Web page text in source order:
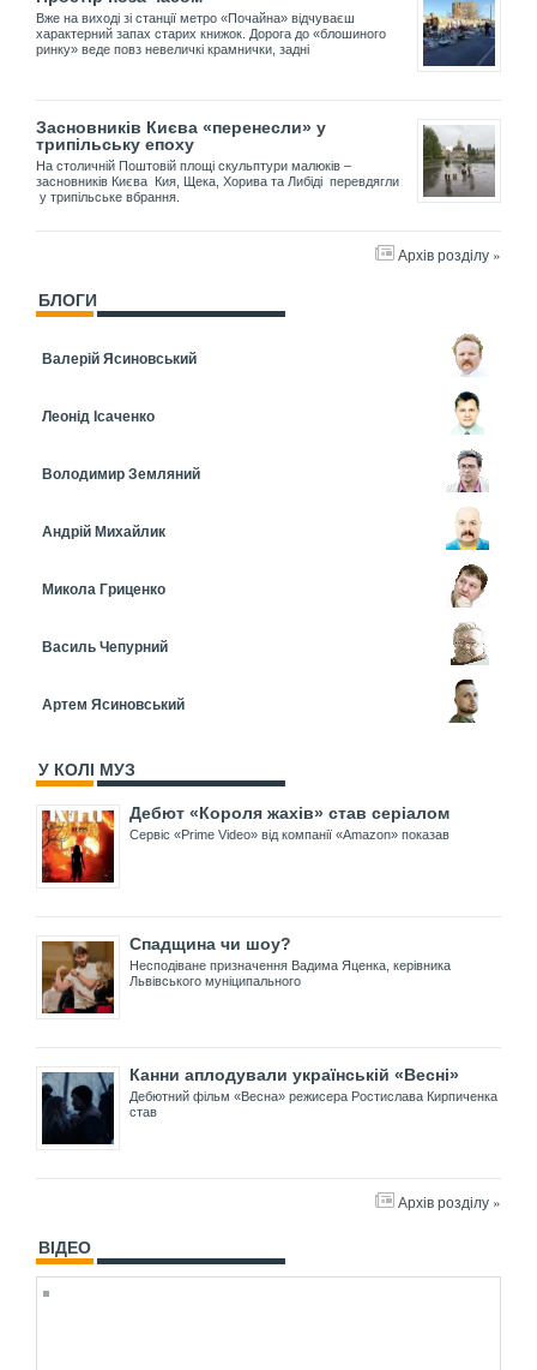
Вже на виході зі станції метро «Почайна» відчуваєш
характерний запах старих книжок. Дорога до «блошиного
ринку» веде повз невеличкі крамнички, задні
Засновників Києва «перенесли» у
трипільську епоху
На столичній Поштовій площі скульптури малюків –
засновників Києва Кия, Щека, Хорива та Либіді перевдягли
у трипільське вбрання.
Архів розділу »
БЛОГИ
Валерій Ясиновський
Леонід Ісаченко
Володимир Земляний
Андрій Михайлик
Микола Гриценко
Василь Чепурний
Артем Ясиновський
У КОЛІ МУЗ
Дебют «Короля жахів» став серіалом
Сервіс «Prime Video» від компанії «Amazon» показав
Спадщина чи шоу?
Несподіване призначення Вадима Яценка, керівника
Львівського муніципального
Канни аплодували українській «Весні»
Дебютний фільм «Весна» режисера Ростислава Кирпиченка
став
Архів розділу »
ВІДЕО